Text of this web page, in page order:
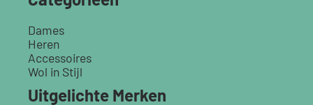
Dames
Heren
Accessoires
Wol in Stijl
Uitgelichte Merken